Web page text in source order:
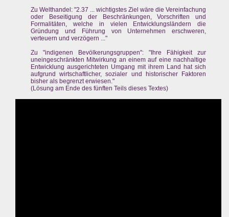
Zu Welthandel: "2.37 ... wichtigstes Ziel wäre die Vereinfachung
oder Beseitigung der Beschränkungen, Vorschriften und
Formalitäten, welche in vielen Entwicklungsländern die
Gründung und Führung von Unternehmen erschweren,
verteuern und verzögern ..."
Zu "indigenen Bevölkerungsgruppen": "Ihre Fähigkeit zur
uneingeschränkten Mitwirkung an einem auf eine nachhaltige
Entwicklung ausgerichteten Umgang mit ihrem Land hat sich
aufgrund wirtschaftlicher, sozialer und historischer Faktoren
bisher als begrenzt erwiesen."
(Lösung am Ende des fünften Teils dieses Textes)